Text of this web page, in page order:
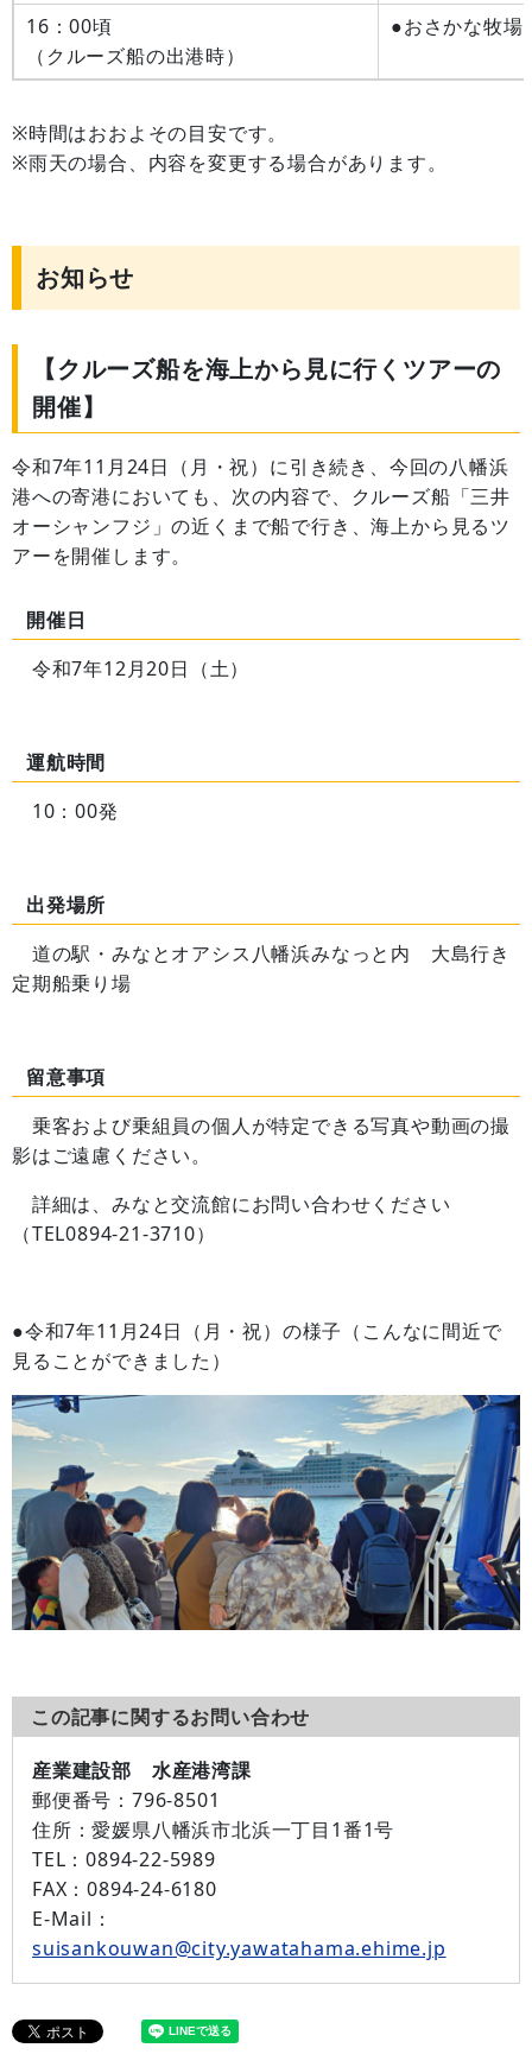
16：00頃
（クルーズ船の出港時）
●おさかな牧場
※時間はおおよその目安です。
※雨天の場合、内容を変更する場合があります。
お知らせ
【クルーズ船を海上から見に行くツアーの
開催】
令和7年11月24日（月・祝）に引き続き、今回の八幡浜
港への寄港においても、次の内容で、クルーズ船「三井
オーシャンフジ」の近くまで船で行き、海上から見るツ
アーを開催します。
開催日
令和7年12月20日（土）
運航時間
10：00発
出発場所
道の駅・みなとオアシス八幡浜みなっと内 大島行き
定期船乗り場
留意事項
乗客および乗組員の個人が特定できる写真や動画の撮
影はご遠慮ください。
詳細は、みなと交流館にお問い合わせください
（TEL0894-21-3710）
●令和7年11月24日（月・祝）の様子（こんなに間近で
見ることができました）
この記事に関するお問い合わせ
産業建設部 水産港湾課
郵便番号： 796-8501
住所：愛媛県八幡浜市北浜一丁目1番1号
TEL：0894-22-5989
FAX：0894-24-6180
E-Mail：
suisankouwan@city.yawatahama.ehime.jp